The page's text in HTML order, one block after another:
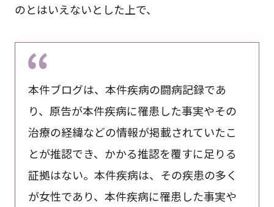
のとはいえないとした上で、
本件ブログは、本件疾病の闘病記録であ
り、原告が本件疾病に罹患した事実やその
治療の経緯などの情報が掲載されていたこ
とが推認でき、かかる推認を覆すに足りる
証拠はない。本件疾病は、その疾患の多く
が女性であり、本件疾病に罹患した事実や